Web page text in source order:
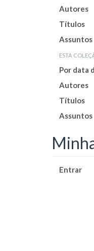
Autores
Títulos
Assuntos
esta
Por data
Autores
Títulos
Assuntos
Entrar